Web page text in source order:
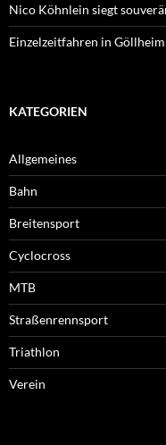
Nico Köhnlein siegt
Einzelzeitfahren in Göllheim
KATEGORIEN
Allgemeines
Bahn
Breitensport
Cyclocross
MTB
Straßenrennsport
Triathlon
Verein